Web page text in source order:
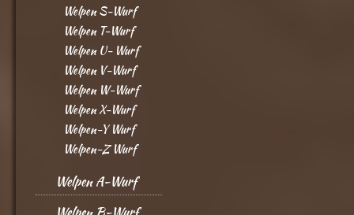
Welpen S-Wurf
Welpen T-Wurf
Welpen U- Wurf
Welpen V-Wurf
Welpen W-Wurf
Welpen X-Wurf
Welpen-Y Wurf
Welpen-Z Wurf
Welpen A-Wurf